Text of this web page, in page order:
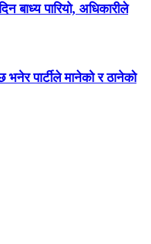
बाध्य पारियो, अधिकारीले
भनेर पार्टीले मानेको र ठानेको